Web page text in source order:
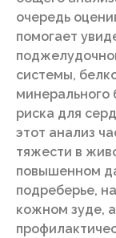
очередь
помогает
системы,
минерального
риска для
этот анализ
тяжести в
повышенном
подреберье,
кожном зуде,